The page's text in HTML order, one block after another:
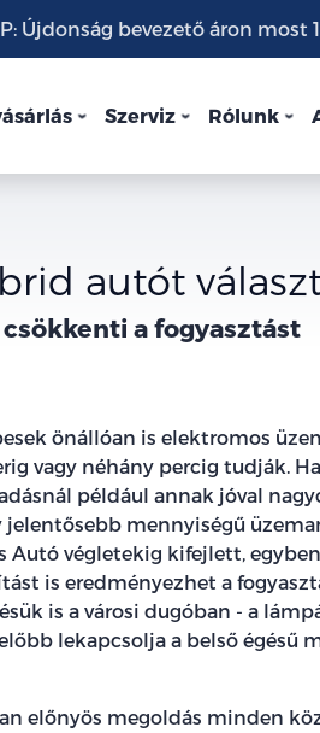
Újdonság bevezető áron most
Szerviz Rólunk
autót
a fogyasztást
önállóan is elektromos
vagy néhány percig tudják.
például annak jóval
mennyiségű
végletekig kifejlett,
is eredményezhet a
is a városi dugóban - a
lekapcsolja a belső égésű
előnyös megoldás minden